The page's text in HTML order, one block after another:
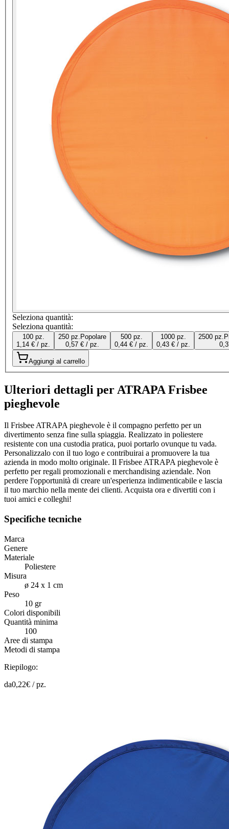
Seleziona quantità:
Seleziona quantità:
100 pz.
1,14 € / pz.
250 pz. Popolare
0,57 € / pz.
500 pz.
0,44 € / pz.
1000 pz.
0,43 € / pz.
2500 pz.
Aggiungi al carrello
Ulteriori dettagli per ATRAPA Frisbee
pieghevole
Il Frisbee ATRAPA pieghevole è il compagno perfetto per un
divertimento senza fine sulla spiaggia. Realizzato in poliestere
resistente con una custodia pratica, puoi portarlo ovunque tu vada.
Personalizzalo con il tuo logo e contribuirai a promuovere la tua
azienda in modo molto originale. Il Frisbee ATRAPA pieghevole è
perfetto per regali promozionali e merchandising aziendale. Non
perdere l'opportunità di creare un'esperienza indimenticabile e lascia
il tuo marchio nella mente dei clienti. Acquista ora e divertiti con i
tuoi amici e colleghi!
Specifiche tecniche
Marca
Genere
Materiale
Poliestere
Misura
ø 24 x 1 cm
Peso
10 gr
Colori disponibili
Quantità minima
100
Aree di stampa
Metodi di stampa
Riepilogo:
da0,22€ /pz.